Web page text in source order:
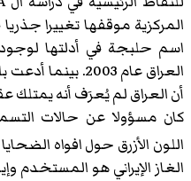
المركزية موقفها تغييرا
اسم حلبجة في أدلتها
العراق عام 2003.
أن العراق لم يُعرَف أنه يمتلك
كان مسؤولا عن حالات
اللون الأزرق حول افواه
الغاز الإيراني هو المستخدم